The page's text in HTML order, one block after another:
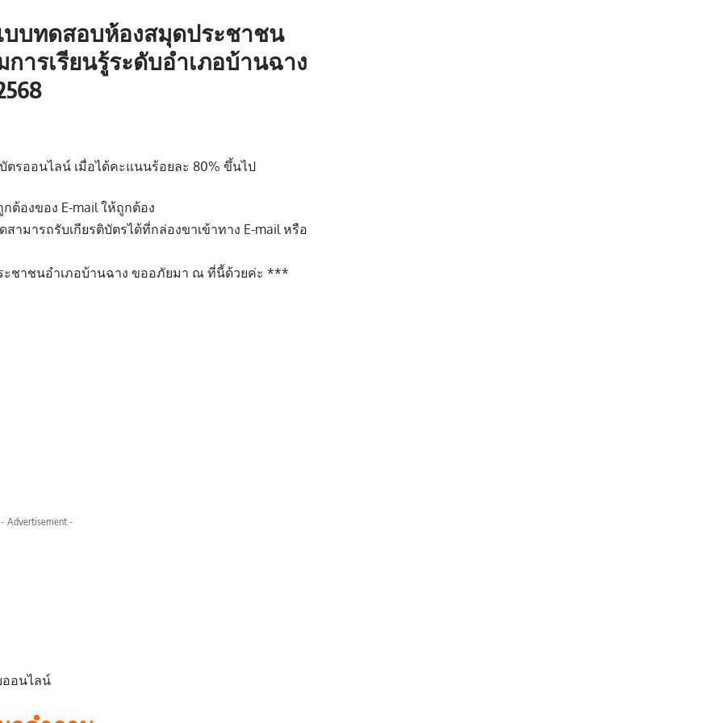
บทดสอบห้องสมุดประชาชน
ารเรียนรู้ระดับอำเภอบ้านฉาง
ออนไลน์ เมื่อได้คะแนนร้อยละ 80% ขึ้นไป
งของ E-mail ให้ถูกต้อง
รถรับเกียรติบัตรได้ที่กล่องขาเข้าทาง E-mail หรือ
ชาชนอำเภอบ้านฉาง ขออภัยมา ณ ที่นี้ด้วยค่ะ ***
- Advertisement -
อนไลน์